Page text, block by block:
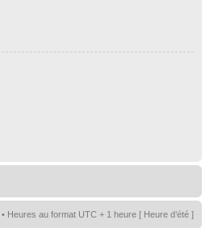
• Heures au format UTC + 1 heure [ Heure d’été ]